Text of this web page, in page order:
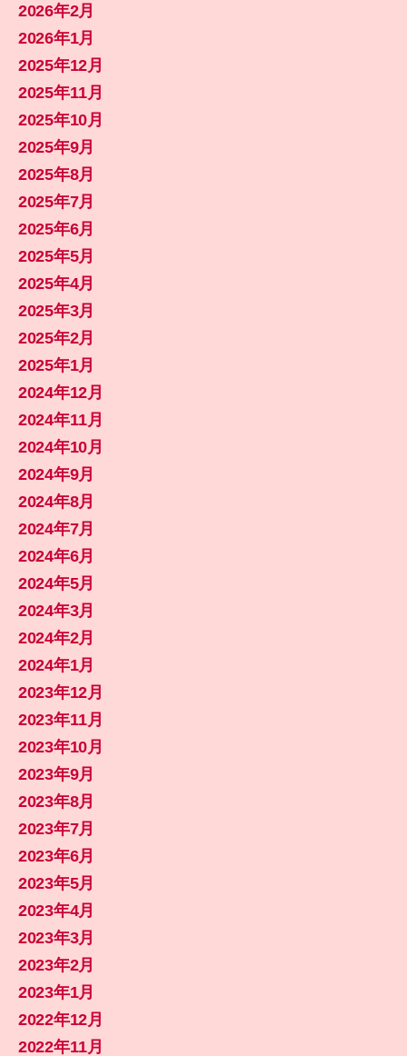
2026年2月
2026年1月
2025年12月
2025年11月
2025年10月
2025年9月
2025年8月
2025年7月
2025年6月
2025年5月
2025年4月
2025年3月
2025年2月
2025年1月
2024年12月
2024年11月
2024年10月
2024年9月
2024年8月
2024年7月
2024年6月
2024年5月
2024年3月
2024年2月
2024年1月
2023年12月
2023年11月
2023年10月
2023年9月
2023年8月
2023年7月
2023年6月
2023年5月
2023年4月
2023年3月
2023年2月
2023年1月
2022年12月
2022年11月